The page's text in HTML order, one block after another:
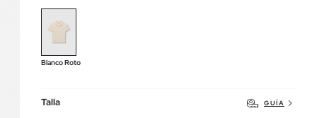
Blanco Roto
Talla GUÍA